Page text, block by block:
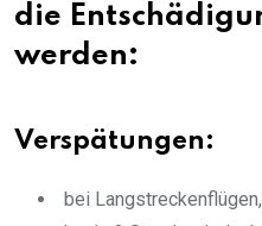
die
werden:
Verspätungen:
bei